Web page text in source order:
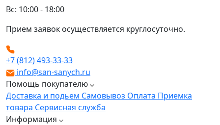
Вс: 10:00 - 18:00
Прием заявок осуществляется круглосуточно.
+7 (812) 493-33-33
info@san-sanych.ru
Помощь покупателю
Доставка и подьем Самовывоз Оплата Приемка
товара Сервисная служба
Информация